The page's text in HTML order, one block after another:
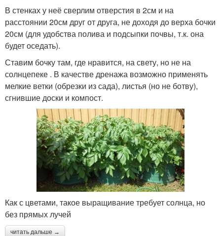
В стенках у неё сверлим отверстия в 2см и на
расстоянии 20см друг от друга, не доходя до верха бочки
20см (для удобства полива и подсыпки почвы, т.к. она
будет оседать).
Ставим бочку там, где нравится, на свету, но не на
солнцепеке . В качестве дренажа возможно применять
мелкие ветки (обрезки из сада), листья (но не ботву),
сгнившие доски и компост.
Как с цветами, такое выращивание требует солнца, но
без прямых лучей
читать дальше →